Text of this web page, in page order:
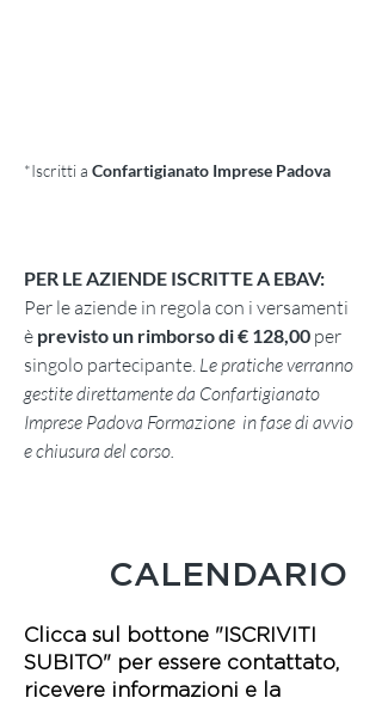
*Iscritti a Confartigianato Imprese Padova
PER LE AZIENDE ISCRITTE A EBAV:
Per le aziende in regola con i versamenti
è previsto un rimborso di € 128,00 per
singolo partecipante. Le pratiche verranno
gestite direttamente da Confartigianato
Imprese Padova Formazione in fase di avvio
e chiusura del corso.
CALENDARIO
Clicca sul bottone "ISCRIVITI
SUBITO" per essere contattato,
ricevere informazioni e la